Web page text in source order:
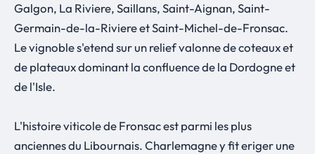
Galgon, La Riviere, Saillans, Saint-Aignan, Saint-
Germain-de-la-Riviere et Saint-Michel-de-Fronsac.
Le vignoble s'etend sur un relief valonne de coteaux et
de plateaux dominant la confluence de la Dordogne et
de l'Isle.
L'histoire viticole de Fronsac est parmi les plus
anciennes du Libournais. Charlemagne y fit eriger une